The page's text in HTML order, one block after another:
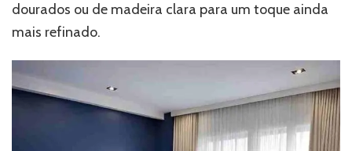
dourados ou de madeira clara para um toque ainda
mais refinado.